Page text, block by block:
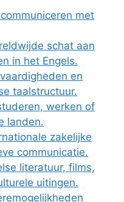
met
schat aan
in het Engels.
en
taalstructuur.
werken of
landen.
zakelijke
communicatie.
literatuur, films,
uitingen.